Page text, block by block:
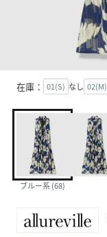
在庫： 01(S) なし 02(M)
ブルー系 (68)